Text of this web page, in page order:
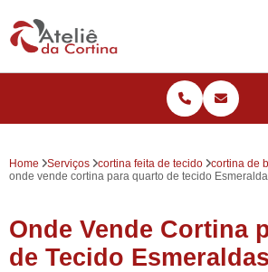
Home Serviços cortina feita de tecido
cortina de
onde vende cortina para quarto de tecido
Onde Vende Cortina
de Tecido Esmeraldas